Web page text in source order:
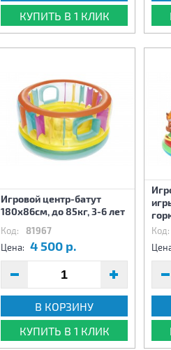
КУПИТЬ В 1 КЛИК
Игровой центр-батут
180х86см, до 85кг, 3-6 лет
Код: 81967
Цена: 4 500 р.
В КОРЗИНУ
КУПИТЬ В 1 КЛИК
Код: